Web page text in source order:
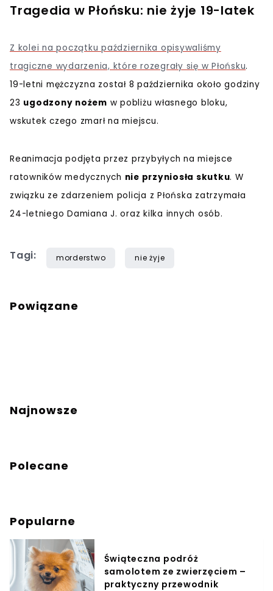
Tragedia w Płońsku: nie żyje 19-latek
Z kolei na początku października opisywaliśmy
tragiczne wydarzenia, które rozegrały się w Płońsku.
19-letni mężczyzna został 8 października około godziny
23 ugodzony nożem w pobliżu własnego bloku,
wskutek czego zmarł na miejscu.
Reanimacja podjęta przez przybyłych na miejsce
ratowników medycznych nie przyniosła skutku. W
związku ze zdarzeniem policja z Płońska zatrzymała
24-letniego Damiana J. oraz kilka innych osób.
Tagi: morderstwo nie żyje
Powiązane
Najnowsze
Polecane
Popularne
Świąteczna podróż
samolotem ze zwierzęciem –
praktyczny przewodnik